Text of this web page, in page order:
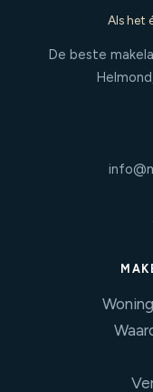
Als het
De beste